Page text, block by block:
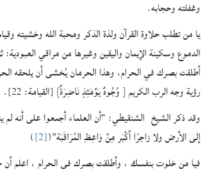
وغفلته وحجابه.
يا من تطلب حلاوة القرآن ولذة الذكر ومحبة الله وخشيته
الدموع وسكينة الإيمان واليقين وغيرها من مراقي
أطلقت بصرك في الحرام، وهذا الحرمان يُخشى أن يلحقه
رؤية وجه الرب الكريم { وُجُوهٌ يَوْمَئِذٍ نَاضِرَةٌ} [القيامة: 22].
وقد ذكر الشيخ الشنقيطي: "أن العلماء أجمعوا على أنه لم
إلى الأرض ولا زاجرًا أكْبَر مِنْ وَاعِظِ المُرَاقَبَة"([2]
)
فيا من خلوت بنفسك ، وأطلقت بصرك في الحرام ، اعلم